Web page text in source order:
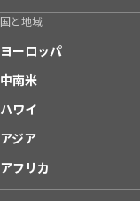
国と地域
ヨーロッパ
中南米
ハワイ
アジア
アフリカ